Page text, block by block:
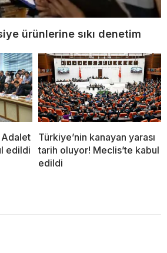
ürünlerine sıkı denetim
edildi
Türkiye’nin kanayan yarası
tarih oluyor! Meclis’te kabul
edildi